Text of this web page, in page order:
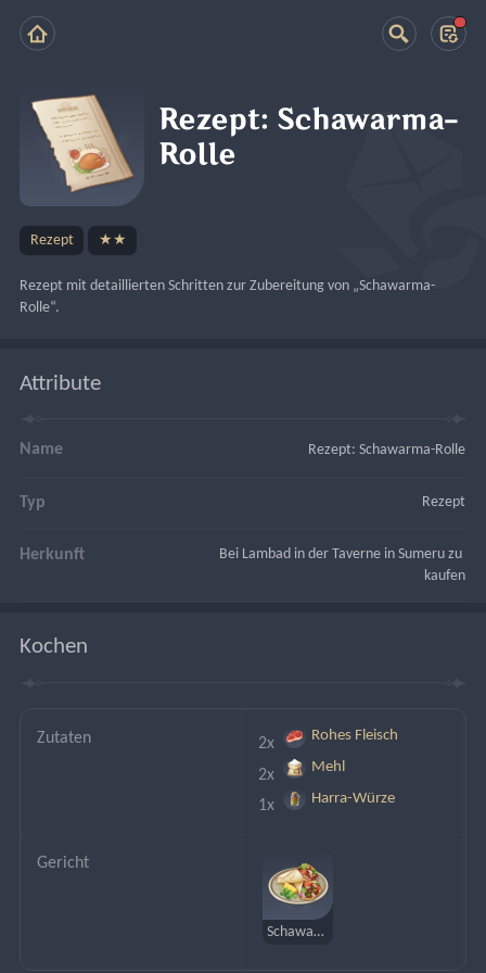
Rezept: Schawarma-
Rolle
Rezept ★★
Rezept mit detaillierten Schritten zur Zubereitung von „Schawarma-
Rolle“.
Attribute
Name Rezept: Schawarma-Rolle
Typ Rezept
Herkunft
Bei Lambad in der Taverne in Sumeru zu
kaufen
Kochen
Zutaten 2x Rohes Fleisch
2x Mehl
1x Harra-Würze
Gericht
Schawarma-Rolle